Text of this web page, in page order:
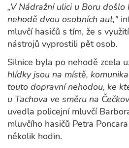
„V Nádražní ulici u Boru
nehodě dvou osobních aut,"
mluvčí hasičů s tím, že s
nástrojů vyprostili pět osob.
Silnice byla po nehodě zcela
hlídky jsou na místě,
touto dopravní nehodou, ke
u Tachova ve směru na
uvedla policejní mluvčí
mluvčího hasičů Petra
několik hodin.